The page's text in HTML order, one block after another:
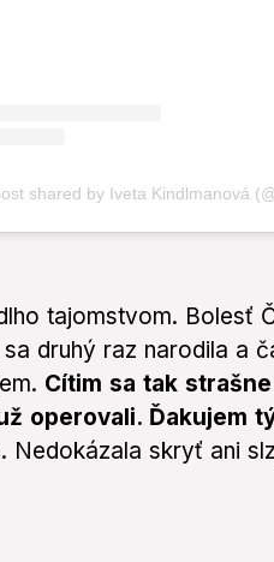
tajomstvom. Bolesť
druhý raz narodila a
Cítim sa tak
operovali. Ďakujem
Nedokázala skryť ani